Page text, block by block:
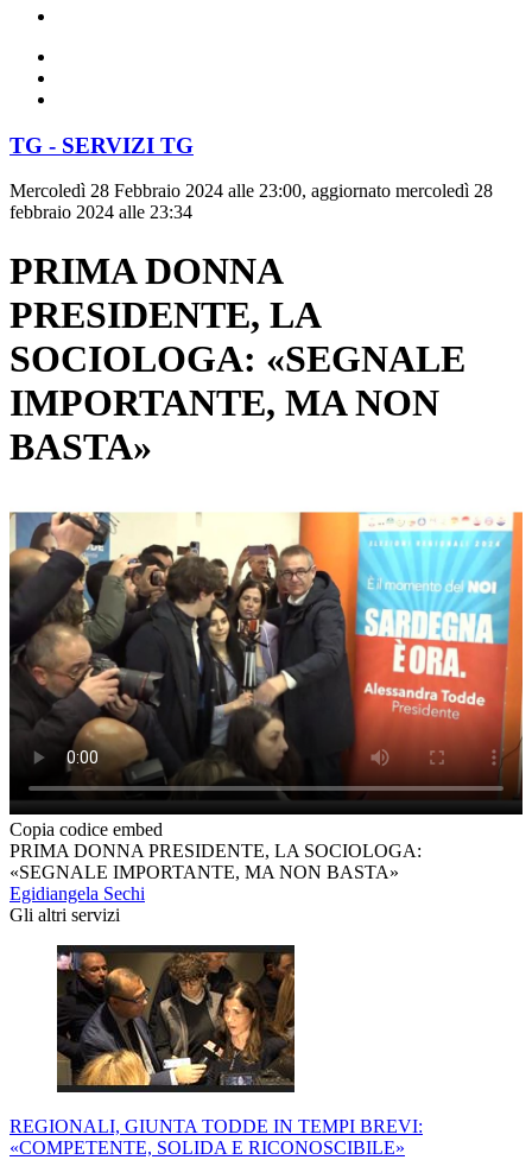
TG - SERVIZI TG
Mercoledì 28 Febbraio 2024 alle 23:00, aggiornato mercoledì 28
febbraio 2024 alle 23:34
PRIMA DONNA
PRESIDENTE, LA
SOCIOLOGA: «SEGNALE
IMPORTANTE, MA NON
BASTA»
Copia codice embed
PRIMA DONNA PRESIDENTE, LA SOCIOLOGA:
«SEGNALE IMPORTANTE, MA NON BASTA»
Egidiangela Sechi
Gli altri servizi
REGIONALI, GIUNTA TODDE IN TEMPI BREVI:
«COMPETENTE, SOLIDA E RICONOSCIBILE»